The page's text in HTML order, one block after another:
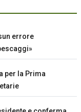
errore
per la Prima